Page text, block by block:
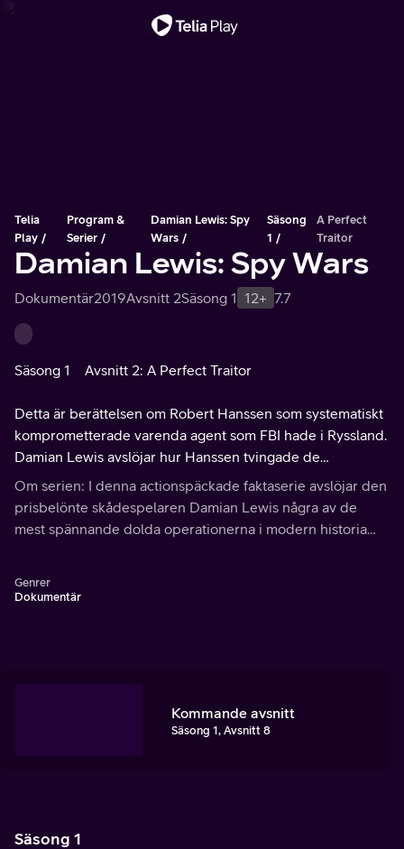
Telia
Play
Program &
Serier
Damian Lewis: Spy
Wars
Säsong
1
A Perfect
Traitor
Damian Lewis: Spy Wars
Dokumentär2019Avsnitt 2Säsong 1 12+ 7.7
Säsong 1 Avsnitt 2: A Perfect Traitor
Detta är berättelsen om Robert Hanssen som systematiskt
komprometterade varenda agent som FBI hade i Ryssland.
Damian Lewis avslöjar hur Hanssen tvingade de
amerikanska underrättelsetjänsterna på knä.
Om serien: I denna actionspäckade faktaserie avslöjar den
prisbelönte skådespelaren Damian Lewis några av de
mest spännande dolda operationerna i modern historia
Genrer
Dokumentär
Kommande avsnitt
Säsong 1, Avsnitt 8
Säsong 1